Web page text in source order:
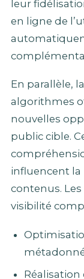
leur
en ligne de
En parallèle, la
algorithmes
nouvelles
public cible.
influencent
contenus.
visibilité